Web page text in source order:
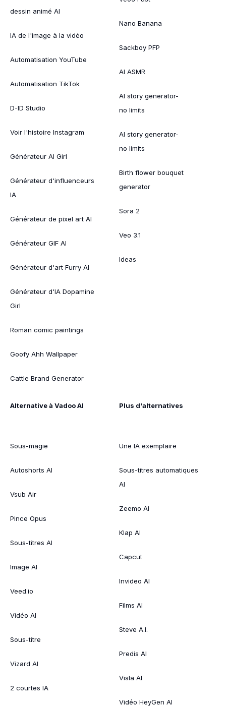
dessin animé AI
IA de l'image à la vidéo
Automatisation YouTube
Automatisation TikTok
D-ID Studio
Voir l'histoire Instagram
Générateur AI Girl
Générateur d'influenceurs
IA
Générateur de pixel art AI
Générateur GIF AI
Générateur d'art Furry AI
Générateur d'IA Dopamine
Girl
Roman comic paintings
Goofy Ahh Wallpaper
Cattle Brand Generator
Nano Banana
Sackboy PFP
AI ASMR
AI story generator-
no limits
AI story generator-
no limits
Birth flower bouquet
generator
Sora 2
Veo 3.1
Ideas
Alternative à Vadoo AI
Sous-magie
Autoshorts AI
Vsub Air
Pince Opus
Sous-titres AI
Image AI
Veed.io
Vidéo AI
Sous-titre
Vizard AI
2 courtes IA
Plus d'alternatives
Une IA exemplaire
Sous-titres automatiques
AI
Zeemo AI
Klap AI
Capcut
Invideo AI
Films AI
Steve A.I.
Predis AI
Visla AI
Vidéo HeyGen AI